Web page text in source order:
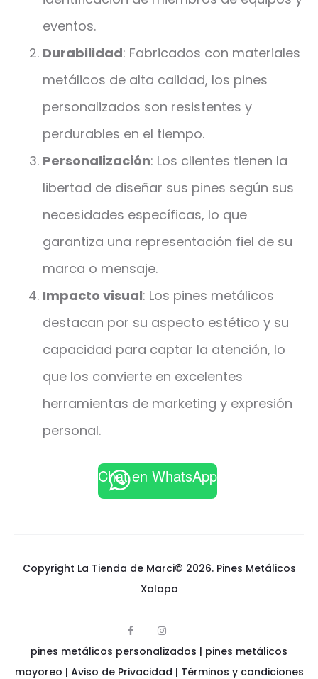
eventos.
Durabilidad: Fabricados con materiales
metálicos de alta calidad, los pines
personalizados son resistentes y
perdurables en el tiempo.
Personalización: Los clientes tienen la
libertad de diseñar sus pines según sus
necesidades específicas, lo que
garantiza una representación fiel de su
marca o mensaje.
Impacto visual: Los pines metálicos
destacan por su aspecto estético y su
capacidad para captar la atención, lo
que los convierte en excelentes
herramientas de marketing y expresión
personal.
Chat en WhatsApp
Copyright La Tienda de Marci© 2026.Pines Metálicos
Xalapa
c
b
s
a
i
e
pines metálicos personalizados | pines metálicos
mayoreo | Aviso de Privacidad | Términos y condiciones